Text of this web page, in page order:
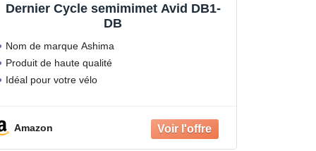
Dernier Cycle semimimet Avid DB1-
DB
Nom de marque Ashima
Produit de haute qualité
Idéal pour votre vélo
Amazon